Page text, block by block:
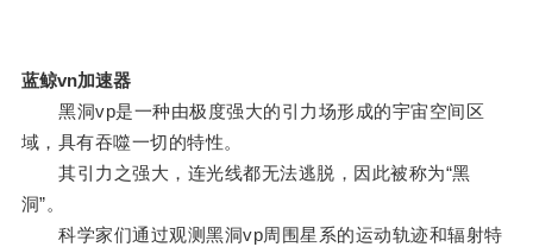
蓝鲸vn加速器
黑洞vp是一种由极度强大的引力场形成的宇宙空间区
域，具有吞噬一切的特性。
其引力之强大，连光线都无法逃脱，因此被称为“黑
洞”。
科学家们通过观测黑洞vp周围星系的运动轨迹和辐射特